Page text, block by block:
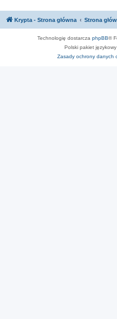
Krypta - Strona główna Strona
Technologię dostarcza phpBB®
Polski pakiet
Zasady ochrony danych